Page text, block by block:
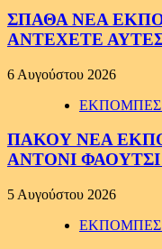
ΣΠΑΘΑ ΝΕΑ
ΑΝΤΕΧΕΤΕ
6 Αυγούστου 2026
ΕΚΠΟΜΠΕΣ
ΠΑΚΟΥ ΝΕΑ
ΑΝΤΟΝΙ
5 Αυγούστου 2026
ΕΚΠΟΜΠΕΣ